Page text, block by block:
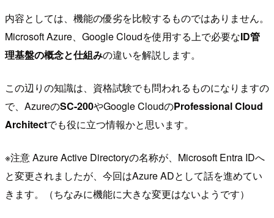
内容としては、機能の優劣を比較するものではありません。
Microsoft Azure、Google Cloudを使用する上で必要なID管
理基盤の概念と仕組みの違いを解説します。
この辺りの知識は、資格試験でも問われるものになりますの
で、AzureのSC-200やGoogle CloudのProfessional Cloud
Architectでも役に立つ情報かと思います。
※注意 Azure Active Directoryの名称が、Microsoft Entra IDへ
と変更されましたが、今回はAzure ADとして話を進めてい
きます。（ちなみに機能に大きな変更はないようです）